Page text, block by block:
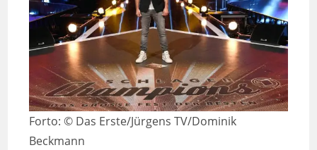
Forto: © Das Erste/Jürgens TV/Dominik
Beckmann